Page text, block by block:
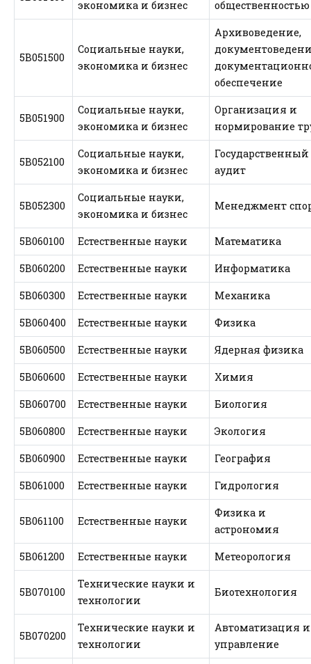
экономика и бизнес общественностью
5В051500
Социальные науки,
экономика и бизнес
Архивоведение,
обеспечение
5В051900
Социальные науки,
экономика и бизнес
Организация и
нормирование
5В052100
Социальные науки,
экономика и бизнес
Государственный
аудит
5В052300
Социальные науки,
экономика и бизнес
Менеджмент
5В060100 Естественные науки Математика
5В060200 Естественные науки Информатика
5В060300 Естественные науки Механика
5В060400 Естественные науки Физика
5В060500 Естественные науки Ядерная физика
5В060600 Естественные науки Химия
5В060700 Естественные науки Биология
5В060800 Естественные науки Экология
5В060900 Естественные науки География
5В061000 Естественные науки Гидрология
5В061100 Естественные науки
Физика и
астрономия
5В061200 Естественные науки Метеорология
5В070100
Технические науки и
технологии
Биотехнология
5В070200
Технические науки и
технологии
Автоматизация и
управление